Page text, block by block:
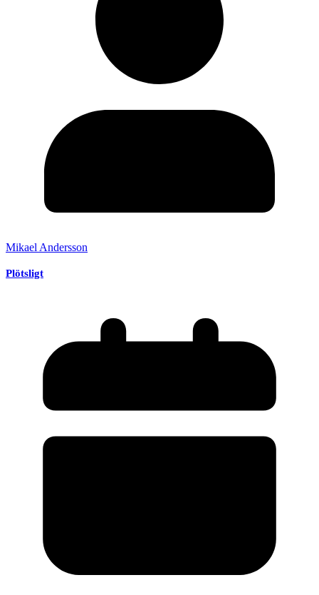
Mikael Andersson
Plötsligt